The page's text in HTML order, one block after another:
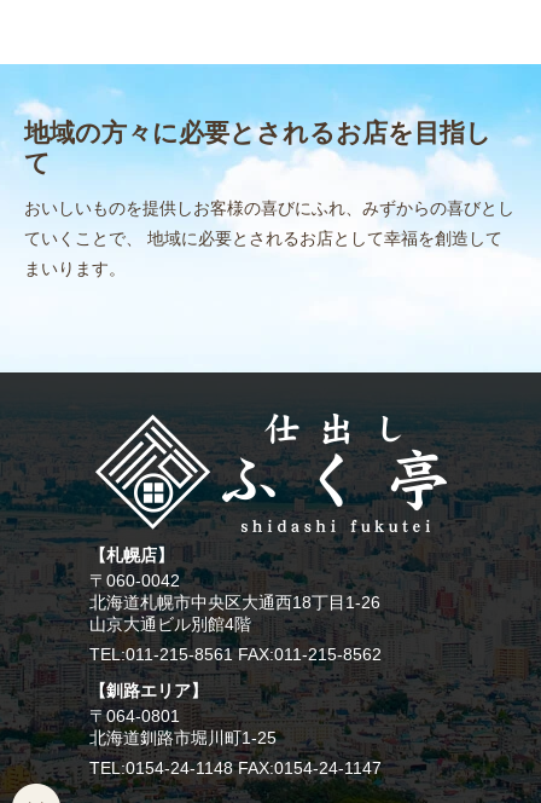
地域の方々に必要とされるお店を目指し
て
おいしいものを提供しお客様の喜びにふれ、みずからの喜びとし
ていくことで、
地域に必要とされるお店として幸福を創造して
まいります。
【札幌店】
〒060-0042
北海道札幌市中央区大通西18丁目1-26
山京大通ビル別館4階
TEL:011-215-8561 FAX:011-215-8562
【釧路エリア】
〒064-0801
北海道釧路市堀川町1-25
TEL:0154-24-1148 FAX:0154-24-1147